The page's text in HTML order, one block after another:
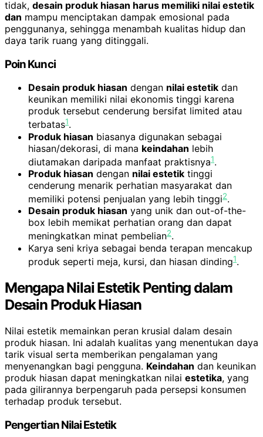
tidak, desain produk hiasan harus memiliki nilai estetik
dan mampu menciptakan dampak emosional pada
penggunanya, sehingga menambah kualitas hidup dan
daya tarik ruang yang ditinggali.
Poin Kunci
Desain produk hiasan dengan nilai estetik dan
keunikan memiliki nilai ekonomis tinggi karena
produk tersebut cenderung bersifat limited atau
terbatas1.
Produk hiasan biasanya digunakan sebagai
hiasan/dekorasi, di mana keindahan lebih
diutamakan daripada manfaat praktisnya1.
Produk hiasan dengan nilai estetik tinggi
cenderung menarik perhatian masyarakat dan
memiliki potensi penjualan yang lebih tinggi2.
Desain produk hiasan yang unik dan out-of-the-
box lebih memikat perhatian orang dan dapat
meningkatkan minat pembelian2.
Karya seni kriya sebagai benda terapan mencakup
produk seperti meja, kursi, dan hiasan dinding1.
Mengapa Nilai Estetik Penting dalam
Desain Produk Hiasan
Nilai estetik memainkan peran krusial dalam desain
produk hiasan. Ini adalah kualitas yang menentukan daya
tarik visual serta memberikan pengalaman yang
menyenangkan bagi pengguna. Keindahan dan keunikan
produk hiasan dapat meningkatkan nilai estetika, yang
pada gilirannya berpengaruh pada persepsi konsumen
terhadap produk tersebut.
Pengertian Nilai Estetik